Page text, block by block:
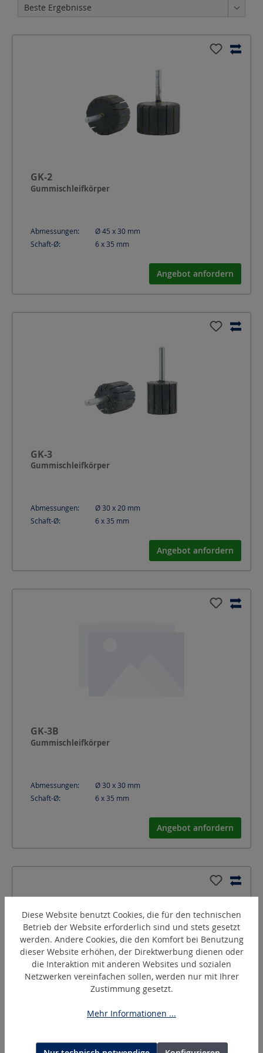
GK-2
Gummischleifkörper
Abmessungen: Ø 45 x 30 mm
Schaft-Ø:
6 x 35 mm
Angebot anfordern
GK-3
Gummischleifkörper
Abmessungen: Ø 30 x 20 mm
Schaft-Ø:
6 x 35 mm
Angebot anfordern
GK-3B
Gummischleifkörper
Abmessungen: Ø 30 x 30 mm
Schaft-Ø:
6 x 35 mm
Angebot anfordern
Gummischleifkörper
Diese Website benutzt Cookies, die für den technischen
Betrieb der Website erforderlich sind und stets gesetzt
werden. Andere Cookies, die den Komfort bei Benutzung
dieser Website erhöhen, der Direktwerbung dienen oder
die Interaktion mit anderen Websites und sozialen
Netzwerken vereinfachen sollen, werden nur mit Ihrer
Zustimmung gesetzt.
Mehr Informationen ...